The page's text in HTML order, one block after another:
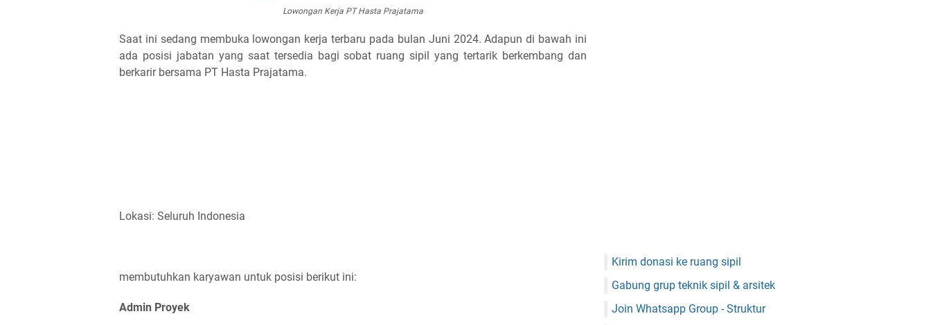
Lowongan Kerja PT Hasta Prajatama
Saat ini sedang membuka lowongan kerja terbaru pada bulan Juni 2024. Adapun di bawah ini
ada posisi jabatan yang saat tersedia bagi sobat ruang sipil yang tertarik berkembang dan
berkarir bersama PT Hasta Prajatama.
Lokasi: Seluruh Indonesia
membutuhkan karyawan untuk posisi berikut ini:
Admin Proyek
Kirim donasi ke ruang sipil
Gabung grup teknik sipil & arsitek
Join Whatsapp Group - Struktur